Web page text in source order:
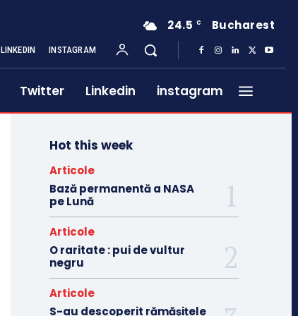
24.5 C Bucharest
LINKEDIN INSTAGRAM
Twitter Linkedin instagram
Hot this week
Articole
Bază permanentă a NASA
pe Lună
Articole
O raritate : pui de vultur
negru
Articole
S-au descoperit rămășițele